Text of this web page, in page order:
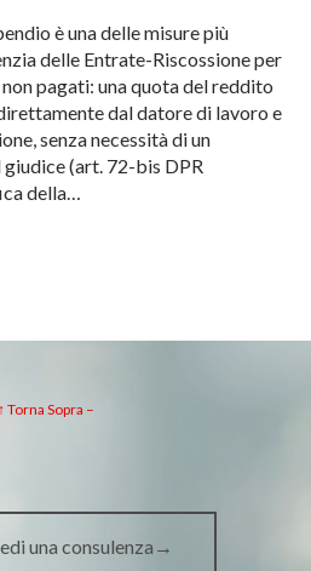
è una delle misure più
delle Entrate-Riscossione per
pagati: una quota del reddito
dal datore di lavoro e
senza necessità di un
(art. 72-bis DPR
della…
Torna Sopra –
una consulenza→